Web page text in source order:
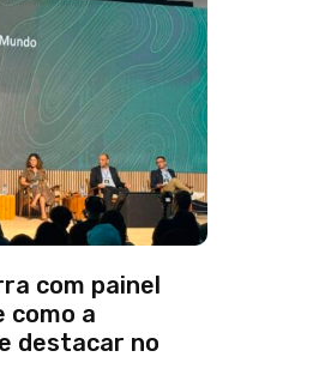
com painel
como a
destacar no